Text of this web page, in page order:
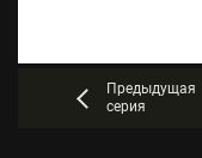
Предыдущая
серия